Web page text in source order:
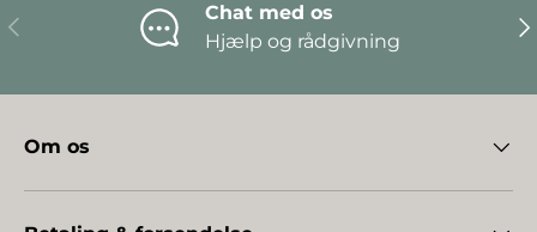
Forrige
Chat med os
Hjælp og rådgivning
Om os